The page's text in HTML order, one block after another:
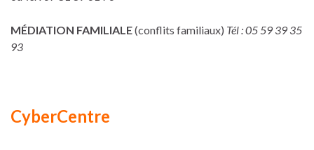
MÉDIATION FAMILIALE(conflits familiaux) Tél : 05 59 39 35
93
CyberCentre